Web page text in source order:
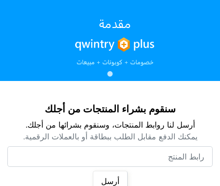
سنقوم بشراء المنتجات من أجلك
أرسل لنا روابط المنتجات، وسنقوم بشرائها من أجلك.
يمكنك الدفع مقابل الطلب ببطاقة أو بالعملات الرقمية.
أرسل